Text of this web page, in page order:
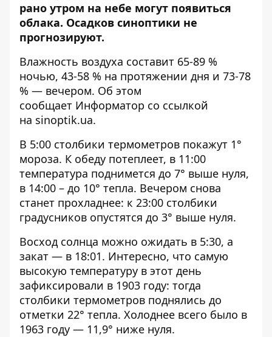
рано утром на небе могут появиться
облака. Осадков синоптики не
прогнозируют.
Влажность воздуха составит 65-89 %
ночью, 43-58 % на протяжении дня и 73-78
% — вечером. Об этом
сообщает Информатор со ссылкой
на sinoptik.ua.
В 5:00 столбики термометров покажут 1°
мороза. К обеду потеплеет, в 11:00
температура поднимется до 7° выше нуля,
в 14:00 – до 10° тепла. Вечером снова
станет прохладнее: к 23:00 столбики
градусников опустятся до 3° выше нуля.
Восход солнца можно ожидать в 5:30, а
закат — в 18:01. Интересно, что самую
высокую температуру в этот день
зафиксировали в 1903 году: тогда
столбики термометров поднялись до
отметки 22° тепла. Холоднее всего было в
1963 году — 11,9° ниже нуля.